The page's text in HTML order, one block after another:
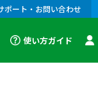
ポート・お問い合わせ
使い方ガイド